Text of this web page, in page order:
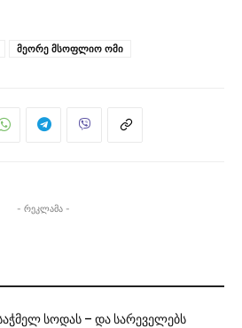
მეორე მსოფლიო ომი
- რეკლამა -
სოდას – და სარეველებს